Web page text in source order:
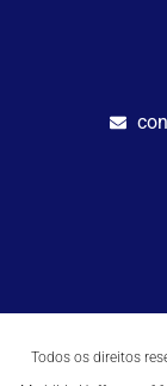
Todos os direitos